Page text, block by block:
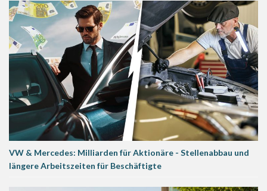
VW & Mercedes: Milliarden für Aktionäre - Stellenabbau und
längere Arbeitszeiten für Beschäftigte